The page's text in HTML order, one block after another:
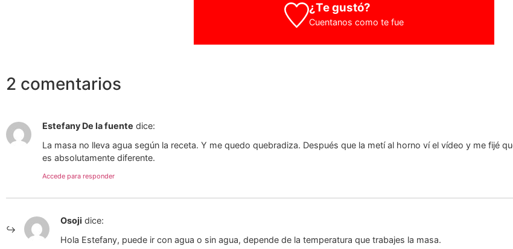
¿Te gustó?
Cuentanos como te fue
2 comentarios
Estefany De la fuente dice:
La masa no lleva agua según la receta. Y me quedo quebradiza. Después que la metí al horno ví el vídeo y me fijé
es absolutamente diferente.
Accede para responder
Osoji dice:
Hola Estefany, puede ir con agua o sin agua, depende de la temperatura que trabajes la masa.